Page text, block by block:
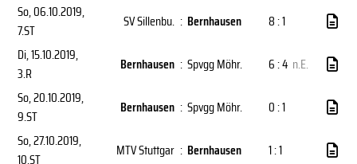
So, 06.10.2019,
7.ST
SV Sillenbu. : Bernhausen
8 : 1
Di, 15.10.2019,
3.R
Bernhausen : Spvgg Möhr. 6 : 4 n.E.
So, 20.10.2019,
9.ST
Bernhausen : Spvgg Möhr.
0 : 1
So, 27.10.2019,
10.ST
MTV Stuttgar : Bernhausen
1 : 1